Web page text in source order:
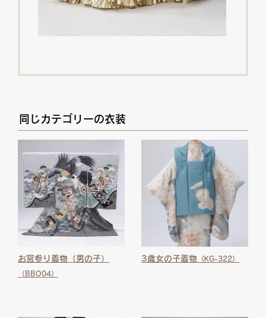
同じカテゴリーの衣装
お宮参り着物（男の子）
（BBO04）
3歳女の子着物 （KG-322）